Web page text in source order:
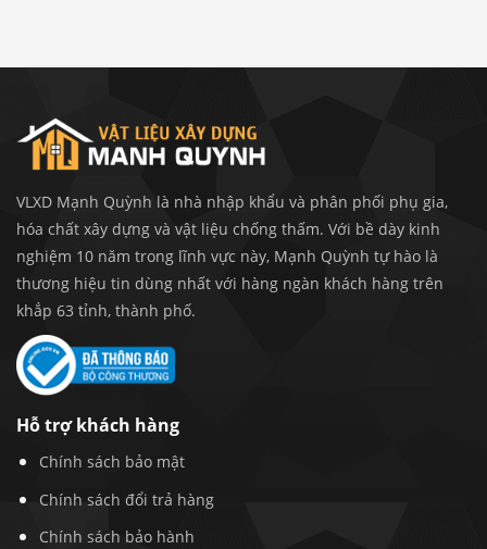
VLXD Mạnh Quỳnh là nhà nhập khẩu và phân phối phụ gia,
hóa chất xây dựng và vật liệu chống thấm. Với bề dày kinh
nghiệm 10 năm trong lĩnh vực này, Mạnh Quỳnh tự hào là
thương hiệu tin dùng nhất với hàng ngàn khách hàng trên
khắp 63 tỉnh, thành phố.
Hỗ trợ khách hàng
Chính sách bảo mật
Chính sách đổi trả hàng
Chính sách bảo hành